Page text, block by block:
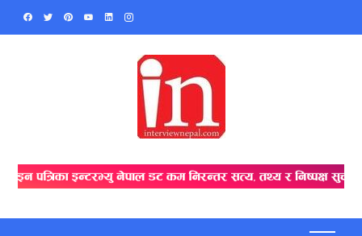
Skip